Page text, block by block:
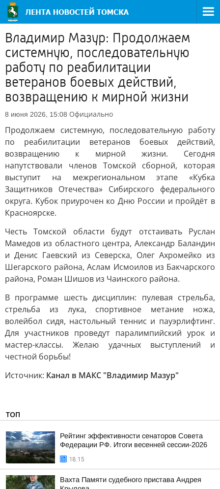
Владимир Мазур: Продолжаем
системную, последовательную
работу по реабилитации
ветеранов боевых действий,
возвращению к мирной жизни
8 июня 2026, 15:08 Официально
Продолжаем системную, последовательную работу
по реабилитации ветеранов боевых действий,
возвращению к мирной жизни. Сегодня
напутствовали членов Томской сборной, которая
выступит на межрегиональном этапе «Кубка
Защитников Отечества» Сибирского федерального
округа. Кубок приурочен ко Дню России и пройдёт в
Красноярске.
Честь Томской области будут отстаивать Руслан
Мамедов из областного центра, Александр Баландин
и Денис Гаевский из Северска, Олег Ахромейко из
Шегарского района, Аслам Исмоилов из Бакчарского
района, Роман Шишов из Чаинского района.
В программе шесть дисциплин: пулевая стрельба,
стрельба из лука, спортивное метание ножа,
волейбол сидя, настольный теннис и пауэрлифтинг.
Для участников проведут паралимпийский урок и
мастер-классы. Желаю удачных выступлений и
честной борьбы!
Источник: Канал в МАКС "Владимир Мазур"
ТОП
Рейтинг эффективности сенаторов Совета
Федерации РФ. Итоги весенней сессии-2026
18:15
Вахта Памяти судебного пристава Андрея